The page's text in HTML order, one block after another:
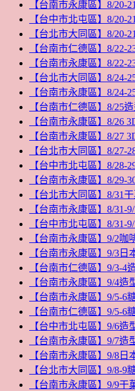
【台南市永康區】8/20-
【台中市北屯區】8/20-
【台北市大同區】8/20-
【台南市仁德區】8/22-
【台南市永康區】8/22-
【台北市大同區】8/24-
【台南市永康區】8/24-
【台南市仁德區】8/25
【台南市永康區】8/26
【台南市永康區】8/27
【台北市大同區】8/27-
【台中市北屯區】8/28-
【台南市永康區】8/29-
【台北市大同區】8/31
【台南市永康區】8/31-
【台中市北屯區】8/31-
【台南市永康區】9/2咖
【台南市永康區】9/3日
【台南市仁德區】9/3-4
【台南市永康區】9/4造
【台南市永康區】9/5-6
【台南市仁德區】9/5-6
【台中市北屯區】9/6造
【台南市永康區】9/7造
【台南市永康區】9/8日
【台北市大同區】9/8-9
【台南市永康區】9/9干